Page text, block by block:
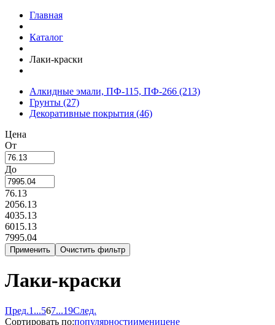
Главная
Каталог
Лаки-краски
Алкидные эмали, ПФ-115, ПФ-266 (213)
Грунты (27)
Декоративные покрытия (46)
Цена
От
До
76.13
2056.13
4035.13
6015.13
7995.04
Лаки-краски
Пред.1 ...567...19След.
Сортировать по:популярностиименицене